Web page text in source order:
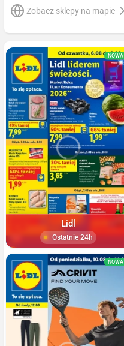
Zobacz sklepy na mapie
NOWA
Lidl
Ostatnie 24h
NOWA